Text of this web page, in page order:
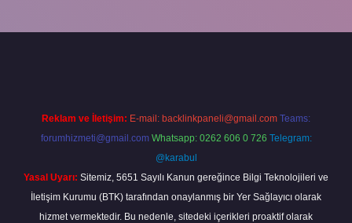
Reklam ve İletişim: E-mail: backlinkpaneli@gmail.com Teams:
forumhizmeti@gmail.com Whatsapp: 0262 606 0 726 Telegram:
@karabul
Yasal Uyarı: Sitemiz, 5651 Sayılı Kanun gereğince Bilgi Teknolojileri ve
İletişim Kurumu (BTK) tarafından onaylanmış bir Yer Sağlayıcı olarak
hizmet vermektedir. Bu nedenle, sitedeki içerikleri proaktif olarak